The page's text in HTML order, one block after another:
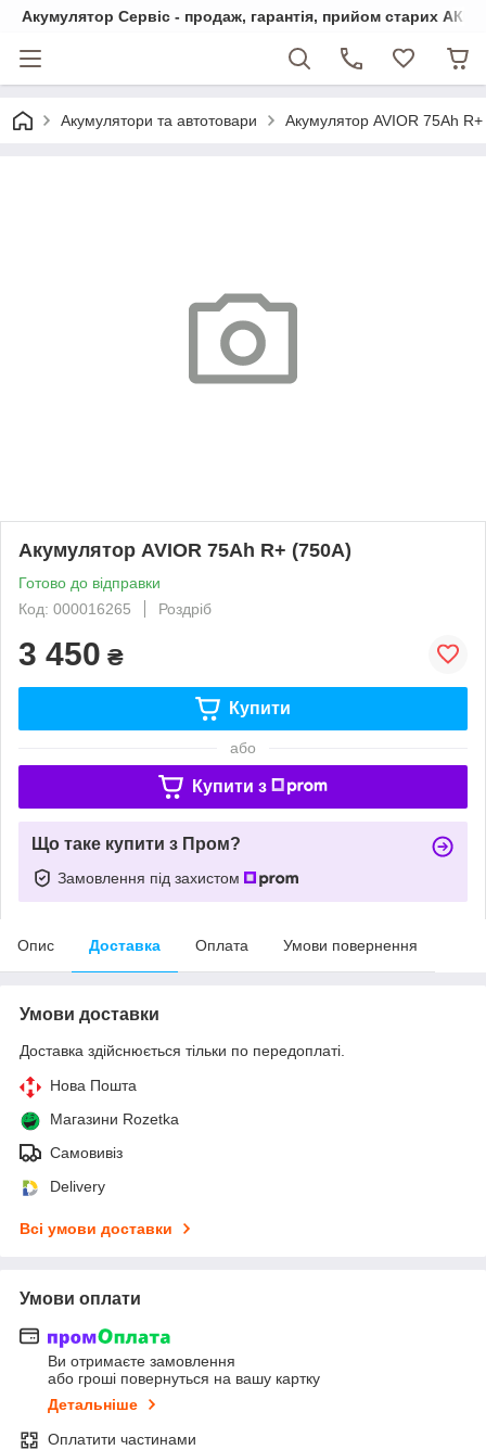
Акумулятор Сервіс - продаж, гарантія, прийом старих АКБ
Акумулятори та автотовари Акумулятор AVIOR 75Ah
Акумулятор AVIOR 75Ah R+ (750A)
Готово до відправки
Код: 000016265
Роздріб
3 450 ₴
Купити
або
Купити з
Що таке купити з Пром?
Замовлення під захистом
Опис Доставка Оплата Умови повернення
Умови доставки
Доставка здійснюється тільки по передоплаті.
Нова Пошта
Магазини Rozetka
Самовивіз
Delivery
Всі умови доставки
Умови оплати
Ви отримаєте замовлення
або гроші повернуться на вашу картку
Детальніше
Оплатити частинами